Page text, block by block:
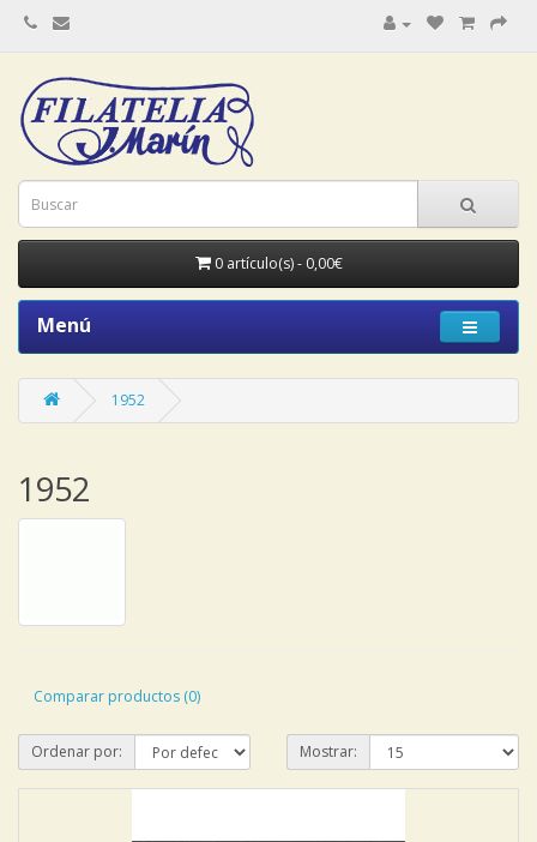
0 artículo(s) - 0,00€
Menú
1952
1952
Comparar productos (0)
Ordenar por: Mostrar: